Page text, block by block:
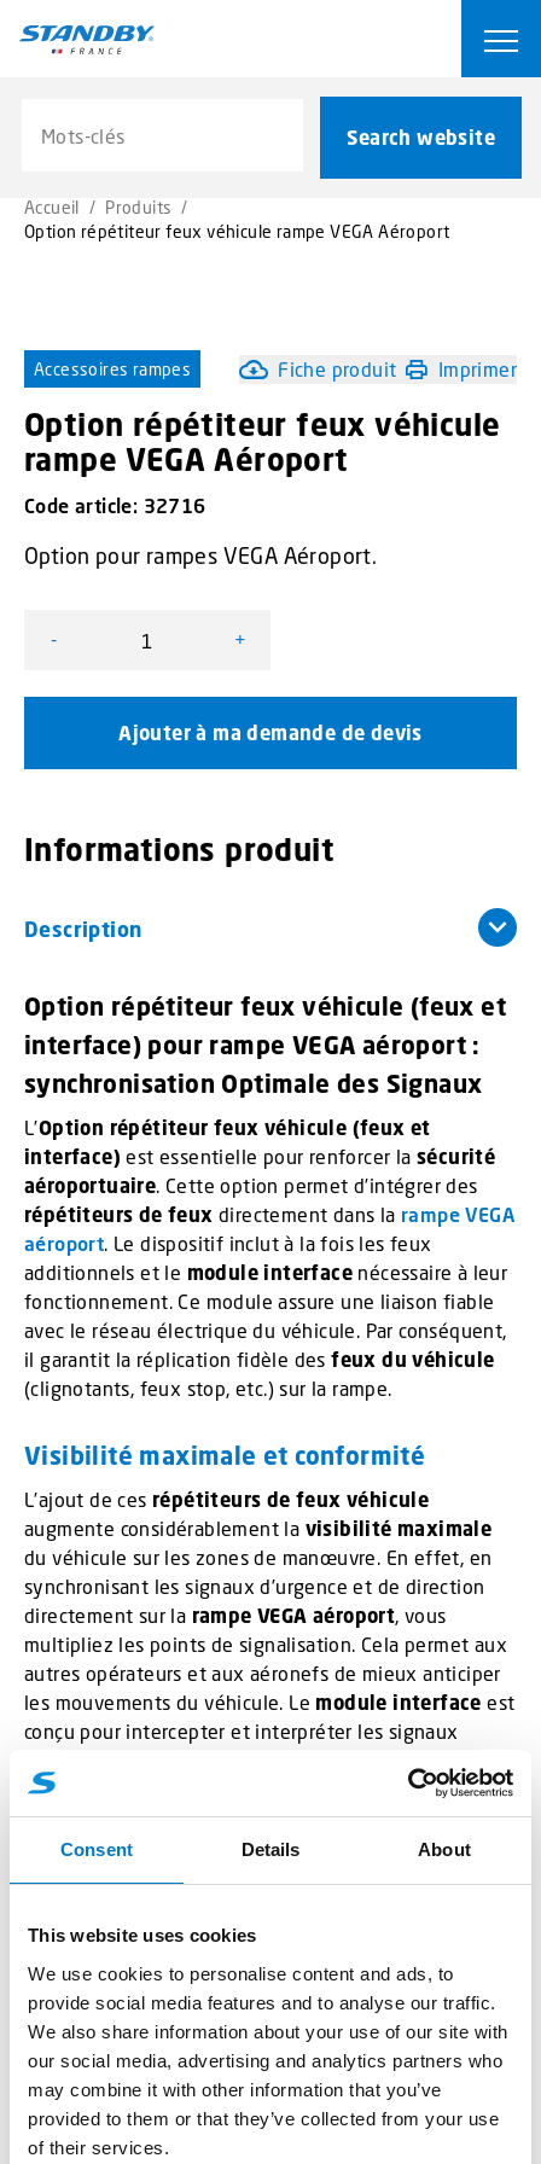
Consent Details About
This website uses cookies
We use cookies to personalise content and ads, to
provide social media features and to analyse our traffic.
We also share information about your use of our site with
our social media, advertising and analytics partners who
may combine it with other information that you’ve
provided to them or that they’ve collected from your use
of their services.
k
a
i
t
e
n
t
Search website
Accueil / Produits /
Option répétiteur feux véhicule rampe VEGA Aéroport
Accessoires rampes Fiche produit Imprimer
Option répétiteur feux véhicule
rampe VEGA Aéroport
Code article: 32716
Option pour rampes VEGA Aéroport.
-
quantité de Option répétiteur feux véhicule rampe
+
Ajouter à ma demande de devis
Informations produit
Description
Option répétiteur feux véhicule (feux et
interface) pour rampe VEGA aéroport :
synchronisation Optimale des Signaux
L’Option répétiteur feux véhicule (feux et
interface) est essentielle pour renforcer lasécurité
aéroportuaire. Cette option permet d’intégrer des
répétiteurs de feux directement dans la rampe VEGA
aéroport. Le dispositif inclut à la fois les feux
additionnels et le module interface nécessaire à leur
fonctionnement. Ce module assure une liaison fiable
avec le réseau électrique du véhicule. Par conséquent,
il garantit la réplication fidèle desfeux du véhicule
(clignotants, feux stop, etc.) sur la rampe.
Visibilité maximale et conformité
L’ajout de ces répétiteurs de feux véhicule
augmente considérablement la visibilité maximale
du véhicule sur les zones de manœuvre. En effet, en
synchronisant les signaux d’urgence et de direction
directement sur la rampe VEGA aéroport, vous
multipliez les points de signalisation. Cela permet aux
autres opérateurs et aux aéronefs de mieux anticiper
les mouvements du véhicule. Le module interface est
conçu pour intercepter et interpréter les signaux
Intégration et fonctionnalité
signal, mais aussi l’adaptation des tensions. Ainsi,
rampe VEGA aéroportdevient un système de
signalisation encore plus complet. Finalement, l’Option
répétiteur feux véhiculeest indispensable pour les
véhicules d’escorte ou de services d’urgence
aéroportuaires qui nécessitent unevisibilité
maximaleet une conformité rigoureuse aux standards